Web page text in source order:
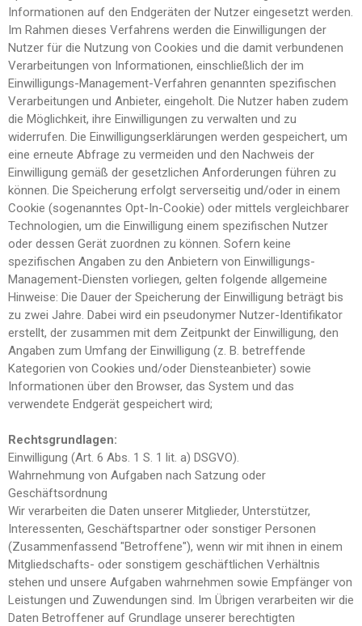
Informationen auf den Endgeräten der Nutzer eingesetzt werden.
Im Rahmen dieses Verfahrens werden die Einwilligungen der
Nutzer für die Nutzung von Cookies und die damit verbundenen
Verarbeitungen von Informationen, einschließlich der im
Einwilligungs-Management-Verfahren genannten spezifischen
Verarbeitungen und Anbieter, eingeholt. Die Nutzer haben zudem
die Möglichkeit, ihre Einwilligungen zu verwalten und zu
widerrufen. Die Einwilligungserklärungen werden gespeichert, um
eine erneute Abfrage zu vermeiden und den Nachweis der
Einwilligung gemäß der gesetzlichen Anforderungen führen zu
können. Die Speicherung erfolgt serverseitig und/oder in einem
Cookie (sogenanntes Opt-In-Cookie) oder mittels vergleichbarer
Technologien, um die Einwilligung einem spezifischen Nutzer
oder dessen Gerät zuordnen zu können. Sofern keine
spezifischen Angaben zu den Anbietern von Einwilligungs-
Management-Diensten vorliegen, gelten folgende allgemeine
Hinweise: Die Dauer der Speicherung der Einwilligung beträgt bis
zu zwei Jahre. Dabei wird ein pseudonymer Nutzer-Identifikator
erstellt, der zusammen mit dem Zeitpunkt der Einwilligung, den
Angaben zum Umfang der Einwilligung (z. B. betreffende
Kategorien von Cookies und/oder Diensteanbieter) sowie
Informationen über den Browser, das System und das
verwendete Endgerät gespeichert wird;
Rechtsgrundlagen:
Einwilligung (Art. 6 Abs. 1 S. 1 lit. a) DSGVO).
Wahrnehmung von Aufgaben nach Satzung oder
Geschäftsordnung
Wir verarbeiten die Daten unserer Mitglieder, Unterstützer,
Interessenten, Geschäftspartner oder sonstiger Personen
(Zusammenfassend "Betroffene"), wenn wir mit ihnen in einem
Mitgliedschafts- oder sonstigem geschäftlichen Verhältnis
stehen und unsere Aufgaben wahrnehmen sowie Empfänger von
Leistungen und Zuwendungen sind. Im Übrigen verarbeiten wir die
Daten Betroffener auf Grundlage unserer berechtigten